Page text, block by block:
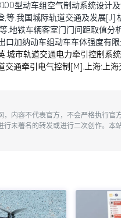
型动车组空气制动系统设计
,等.我国城际轨道交通及发展
.地铁车辆客室门门间距取值
口加纳动车组动车车体强度有
.城市轨道交通电力牵引控制系
交通牵引电气控制[M].上海:上
，内容不代表官方，不会严格执行
行未署名的转发或进行二次创作。本